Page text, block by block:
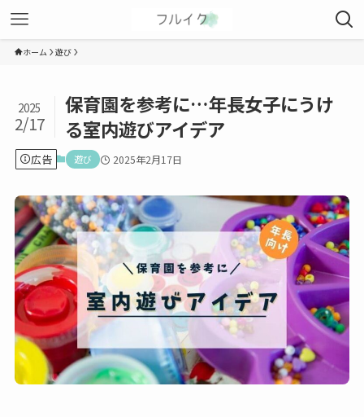
ホーム 遊び
保育園を参考に…年長女子にうけ
る室内遊びアイデア
2025
2/17
広告 遊び 2025年2月17日